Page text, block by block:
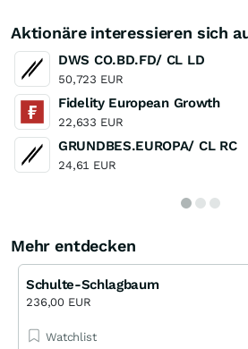
Aktionäre interessieren sich
DWS CO.BD.FD/ CL LD
50,723 EUR
Fidelity European Growth
22,633 EUR
GRUNDBES.EUROPA/ CL RC
24,61 EUR
Mehr entdecken
Schulte-Schlagbaum
236,00 EUR
Watchlist